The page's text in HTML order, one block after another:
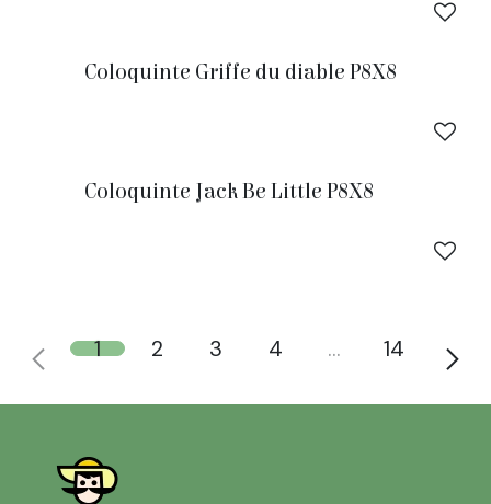
Coloquinte Griffe du diable P8X8
Coloquinte Jack Be Little P8X8
1 2 3 4 … 14